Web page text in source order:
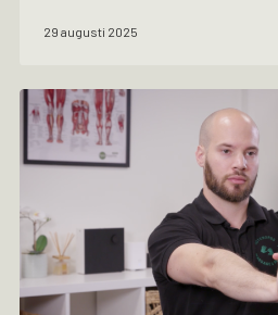
29 augusti 2025